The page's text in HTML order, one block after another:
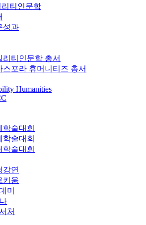
티인문학
성과
리티인문학 총서
스포라 휴머니티즈 총서
Humanities
학술대회
학술대회
학술대회
강연
키움
미
처